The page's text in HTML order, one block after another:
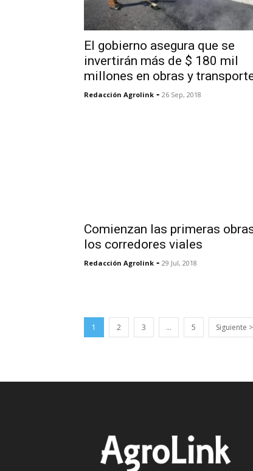
El gobierno asegura que se
invertirán más de $ 180 mil
millones en obras y
Redacción Agrolink - 26 Sep, 2018
Comienzan las primeras
los corredores viales
Redacción Agrolink - 29 Jul, 2018
1 2 3 … 5 Siguiente >